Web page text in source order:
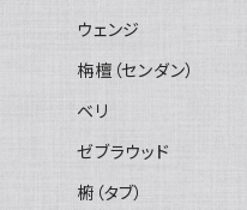
ウェンジ
栴檀（センダン）
ベリ
ゼブラウッド
椨（タブ）